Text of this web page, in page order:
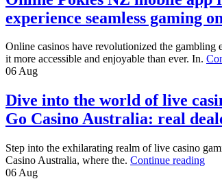
experience seamless gaming
Online casinos have revolutionized the gambling
it more accessible and enjoyable than ever. In.
06Aug
Dive into the world of live
Go Casino Australia: real
Step into the exhilarating realm of live casino
Casino Australia, where the. Continue reading
06 Aug